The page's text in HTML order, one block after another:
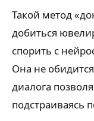
Такой метод
добиться
спорить с
Она не
диалога
подстраиваясь